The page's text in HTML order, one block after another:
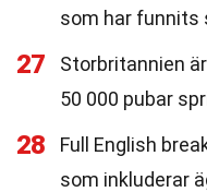
som har funnits
27
Storbritannien
50 000 pubar
28 Full English
som inkluderar